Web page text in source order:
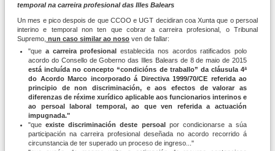
temporal na carreira profesional das Illes Balears
Un mes e pico despois de que CCOO e UGT decidiran coa Xunta que o persoal
interino e temporal non ten que cobrar a carreira profesional, o Tribunal
Supremo, nun caso similar ao noso ven de fallar:
"que a carreira profesional establecida nos acordos ratificados polo
acordo do Consello de Goberno das Illes Balears de 8 de maio de 2015
está incluída no concepto “condicións de traballo” da cláusula 4ª
do Acordo Marco incorporado á Directiva 1999/70/CE referida ao
principio de non discriminación, e aos efectos de valorar as
diferenzas de réxime xurídico aplicable aos funcionarios interinos e
ao persoal laboral temporal, ao que ven referida a actuación
impugnada."
"queexiste discriminación deste persoalpor condicionarse a súa
participación na carreira profesional deseñada no acordo recorrido á
circunstancia de ter superado un proceso de ingreso..."